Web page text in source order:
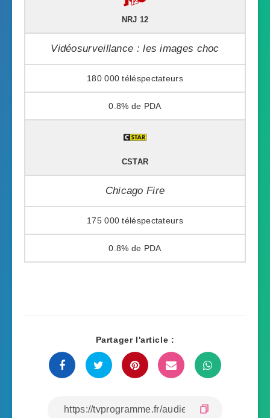
NRJ 12
Vidéosurveillance : les images choc
180 000
0.8%
CSTAR
Chicago Fire
175 000
0.8%
Partager l'article :